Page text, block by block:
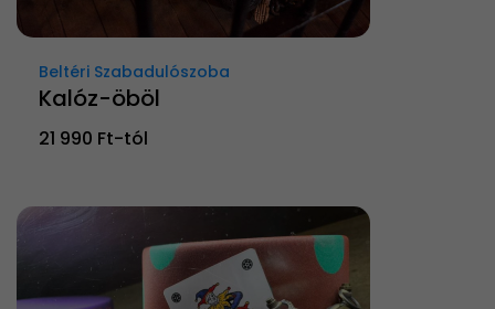
Beltéri Szabadulószoba
Kalóz-öböl
21 990 Ft-tól